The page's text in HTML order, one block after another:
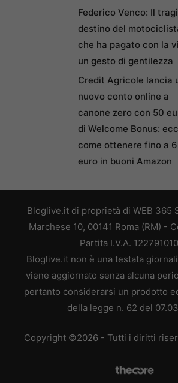
Federico Venco: Il
destino del
che ha pagato con la
un gesto di gentilezza
Credit Agricole lancia
nuovo conto online a
canone zero con 50
di Welcome Bonus:
come ottenere fino a
euro in buoni Amazon
Bloglive.it di proprietà di WEB 365
Marchese 10, 00141 Roma (RM) -
Partita I.V.A.
Bloglive.it non è una testata
viene aggiornato senza alcuna
pertanto considerarsi un prodotto
della legge n. 62 del
Copyright ©2026 - Tutti i diritti